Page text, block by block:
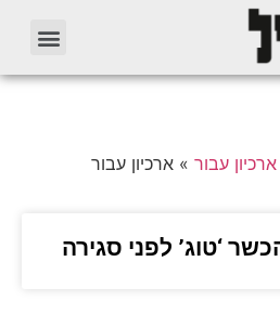
ארכיון עבור » ארכיון עבור
‘טוג’ לפני סגירה